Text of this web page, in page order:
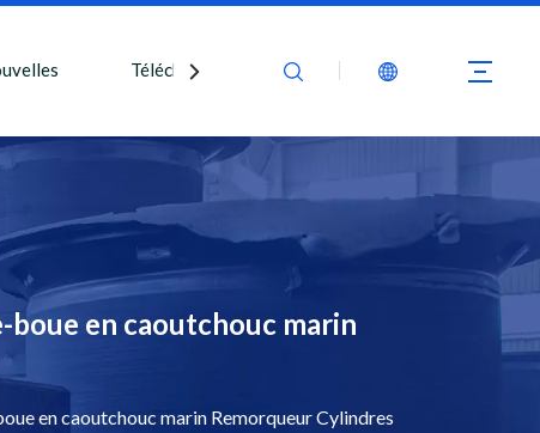
Télécharger Nous contacter
boue en caoutchouc marin
en caoutchouc marin Remorqueur Cylindres